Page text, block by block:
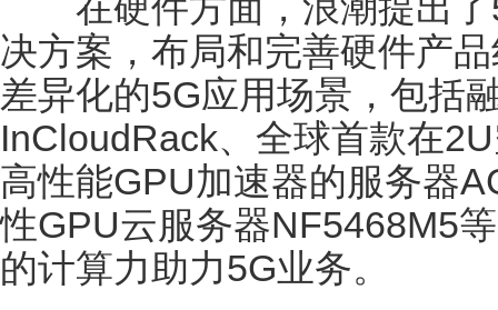
在硬件方面，浪潮提出了
决方案，布局和完善硬件产
差异化的5G应用场景，包括
InCloudRack、全球首款在
高性能GPU加速器的服务器
性GPU云服务器NF5468M5
的计算力助力5G业务。